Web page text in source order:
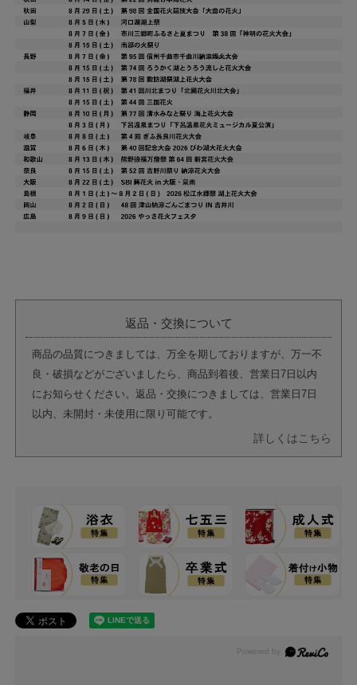
返品・交換について
商品の品質につきましては、万全を期しておりますが、万一不
良・破損などがございましたら、商品到着後、営業日7日以内
にお知らせください。返品・交換につきましては、営業日7日
以内、未開封・未使用に限り可能です。
詳しくはこちら